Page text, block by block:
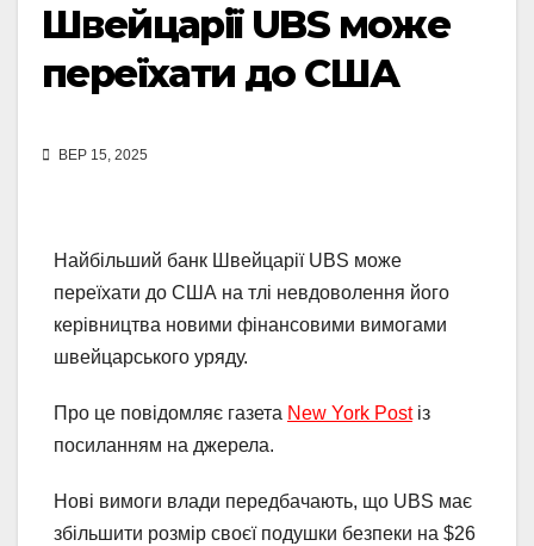
Швейцарії UBS може
переїхати до США
ВЕР 15, 2025
Найбільший банк Швейцарії UBS може
переїхати до США на тлі невдоволення його
керівництва новими фінансовими вимогами
швейцарського уряду.
Про це повідомляє газета New York Postіз
посиланням на джерела.
Нові вимоги влади передбачають, що UBS має
збільшити розмір своєї подушки безпеки на $26